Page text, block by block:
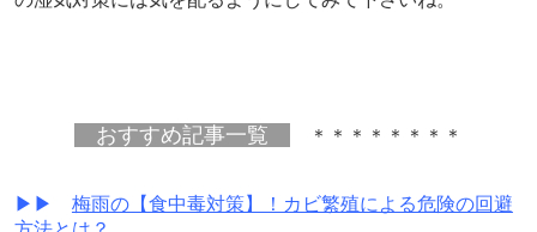
おすすめ記事一覧 ＊＊＊＊＊＊＊＊
▶▶ 梅雨の【食中毒対策】！カビ繁殖による危険の回避